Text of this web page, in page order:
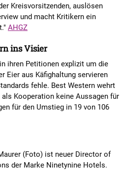
Kreisvorsitzenden, auslösen
und macht Kritikern ein
AHGZ
ins Visier
ihren Petitionen explizit um die
Eier aus Käfighaltung servieren
fehle. Best Western wehrt
Kooperation keine Aussagen für
für den Umstieg in 19 von 106
(Foto) ist neuer Director of
der Marke Ninetynine Hotels.